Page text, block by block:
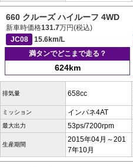
660 クルーズ ハイルーフ 4WD
新車時価格131.7万円(税込)
JC08
15.6km/L
満タンでどこまで走る？
624km
排気量 658cc
ミッション インパネ4AT
最大出力 53ps/7200rpm
生産期間
2015年04月～201
7年10月